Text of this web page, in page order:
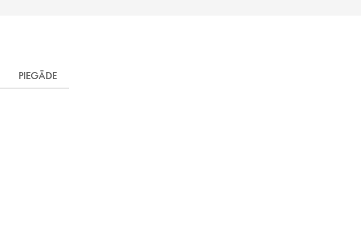
PIEGĀDE